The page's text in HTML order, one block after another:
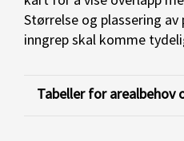
Størrelse og plassering
inngrep skal komme
Tabeller for arealbehov